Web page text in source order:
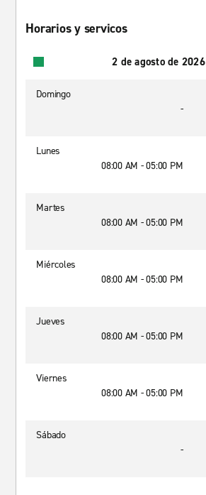
Horarios y servicos
2 de agosto de 2026
Domingo
-
Lunes
08:00 AM - 05:00 PM
Martes
08:00 AM - 05:00 PM
Miércoles
08:00 AM - 05:00 PM
Jueves
08:00 AM - 05:00 PM
Viernes
08:00 AM - 05:00 PM
Sábado
-